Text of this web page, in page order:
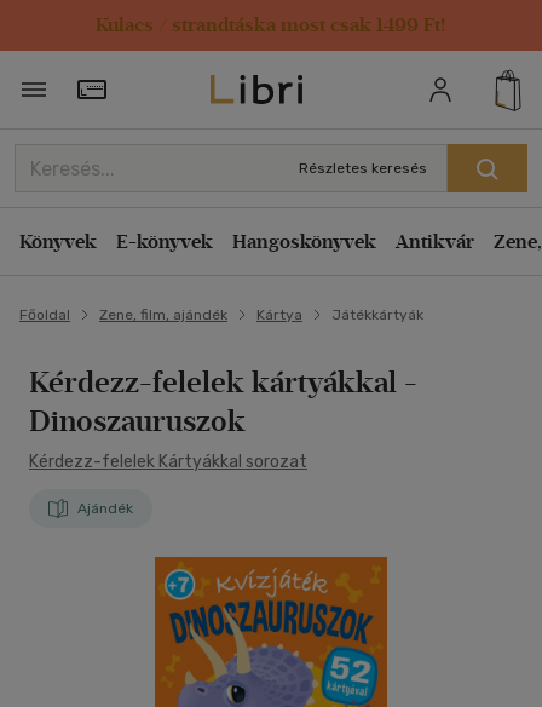
Kulacs / strandtáska most csak 1499 Ft!
Törzsvásárlói Kártya adatai
Részletes keresés
Könyvek E-könyvek Hangoskönyvek Antikvár
Főoldal Zene, film, ajándék Kártya Játékkártyák
Kérdezz-felelek kártyákkal -
Dinoszauruszok
Kérdezz-felelek Kártyákkal sorozat
Ajándék